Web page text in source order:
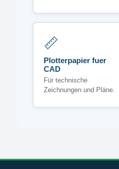
📏
Plotterpapier fuer
CAD
Für technische
Zeichnungen und Pläne.